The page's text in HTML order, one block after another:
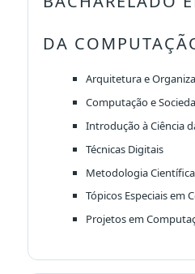
DA
Arquitetura e
Computação e
Introdução à Ciência
Técnicas Digitais
Metodologia Científica
Tópicos Especiais em
Projetos em